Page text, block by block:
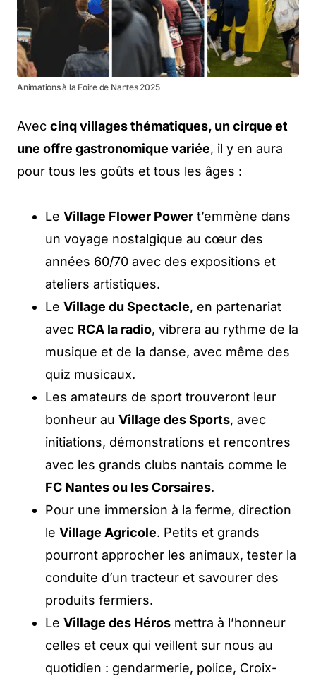
Animations à la Foire de Nantes 2025
Avec cinq villages thématiques, un cirque et
une offre gastronomique variée, il y en aura
pour tous les goûts et tous les âges :
Le Village Flower Power t’emmène dans
un voyage nostalgique au cœur des
années 60/70 avec des expositions et
ateliers artistiques.
Le Village du Spectacle, en partenariat
avec RCA la radio, vibrera au rythme de la
musique et de la danse, avec même des
quiz musicaux.
Les amateurs de sport trouveront leur
bonheur au Village des Sports, avec
initiations, démonstrations et rencontres
avec les grands clubs nantais comme le
FC Nantes ou les Corsaires.
Pour une immersion à la ferme, direction
le Village Agricole. Petits et grands
pourront approcher les animaux, tester la
conduite d’un tracteur et savourer des
produits fermiers.
Le Village des Héros mettra à l’honneur
celles et ceux qui veillent sur nous au
quotidien : gendarmerie, police, Croix-